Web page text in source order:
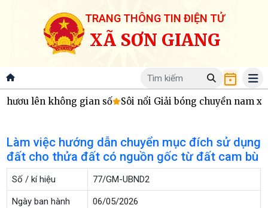
TRANG THÔNG TIN ĐIỆN TỬ
XÃ SƠN GIANG
lên không gian số Sôi nổi Giải bóng chuyền nam xã
Làm việc hướng dẫn chuyển mục đích sử dụng
đất cho thửa đất có nguồn gốc từ đất cam bù
Số / kí hiệu 77/GM-UBND2
Ngày ban hành 06/05/2026